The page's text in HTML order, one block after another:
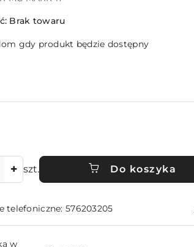
Brak towaru
gdy produkt będzie dostępny
szt. Do koszyka
telefoniczne: 576203205
w